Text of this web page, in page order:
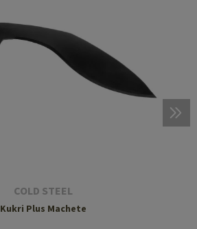
COLD STEEL
Kukri Plus Machete